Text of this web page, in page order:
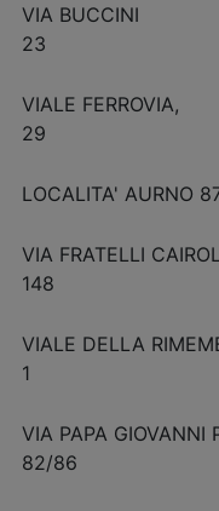
VIA BUCCINI
23
VIALE FERROVIA,
29
LOCALITA' AURNO
VIA FRATELLI
148
VIALE DELLA
1
VIA PAPA GIOVANNI
82/86